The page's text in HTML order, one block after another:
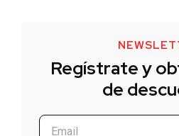
Regístrate y
de